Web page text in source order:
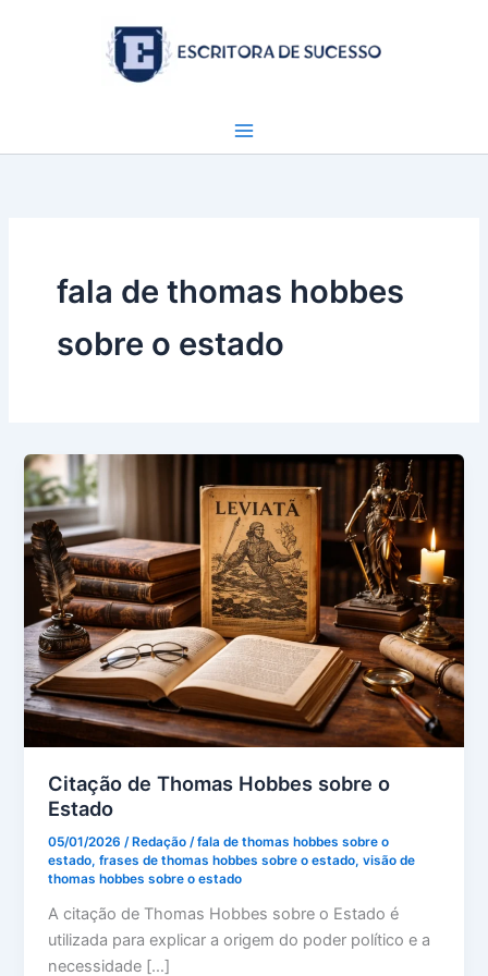
fala de thomas hobbes
sobre o estado
Citação de Thomas Hobbes sobre o
Estado
05/01/2026 /Redação /fala de thomas hobbes sobre o
estado,frases de thomas hobbes sobre o estado,visão de
thomas hobbes sobre o estado
A citação de Thomas Hobbes sobre o Estado é
utilizada para explicar a origem do poder político e a
necessidade […]